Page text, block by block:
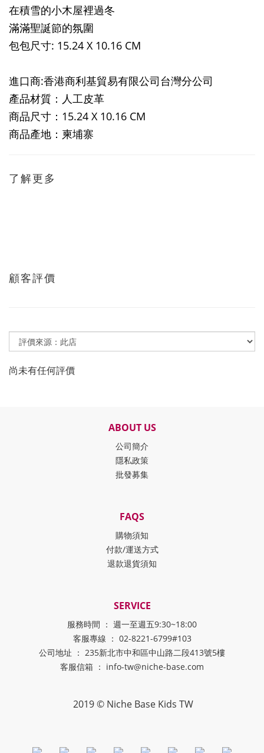
在積雪的小木屋裡過冬
滿滿聖誕節的氛圍
包包尺寸: 15.24 X 10.16 CM
進口商:香港商利基貿易有限公司台灣分公司
產品材質：人工皮革
商品尺寸：15.24 X 10.16 CM
商品產地：柬埔寨
了解更多
顧客評價
尚未有任何評價
ABOUT US
公司簡介
隱私政策
批發募集
FAQS
購物須知
付款/運送方式
退款退貨須知
SERVICE
服務時間 ： 週一至週五9:30~18:00
客服專線 ： 02-8221-6799#103
公司地址 ： 235新北市中和區中山路二段413號5樓
客服信箱 ： info-tw@niche-base.com
2019 © Niche Base Kids TW